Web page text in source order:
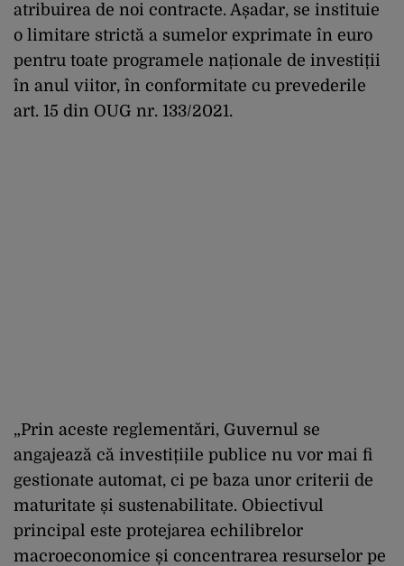
atribuirea de noi contracte. Așadar, se instituie
o limitare strictă a sumelor exprimate în euro
pentru toate programele naționale de investiții
în anul viitor, în conformitate cu prevederile
art. 15 din OUG nr. 133/2021.
„Prin aceste reglementări, Guvernul se
angajează că investițiile publice nu vor mai fi
gestionate automat, ci pe baza unor criterii de
maturitate și sustenabilitate. Obiectivul
principal este protejarea echilibrelor
macroeconomice și concentrarea resurselor pe